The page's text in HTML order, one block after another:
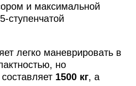
и максимальной
ступенчатой
легко маневрировать в
но
1500 кг, а